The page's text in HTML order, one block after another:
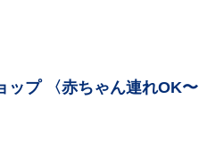
ップ 〈赤ちゃん連れOK〜